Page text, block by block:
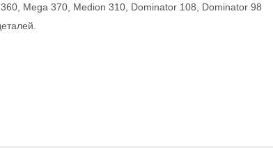
Mega 370, Medion 310, Dominator 108, Dominator 98